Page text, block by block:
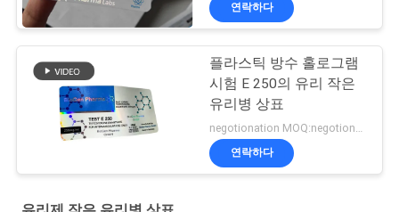
연락하다
플라스틱 방수 홀로그램
시험 E 250의 유리 작은
유리병 상표
negotionation MOQ:negotionation
연락하다